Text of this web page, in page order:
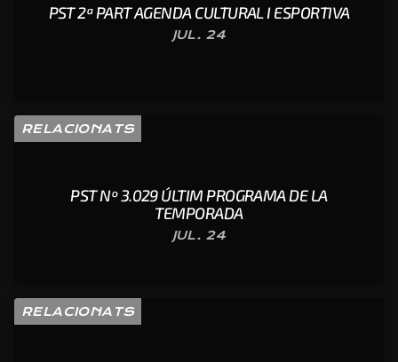
PST 2ª PART AGENDA CULTURAL I ESPORTIVA
JUL. 24
RELACIONATS
PST Nº 3.029 ÚLTIM PROGRAMA DE LA
TEMPORADA
JUL. 24
RELACIONATS